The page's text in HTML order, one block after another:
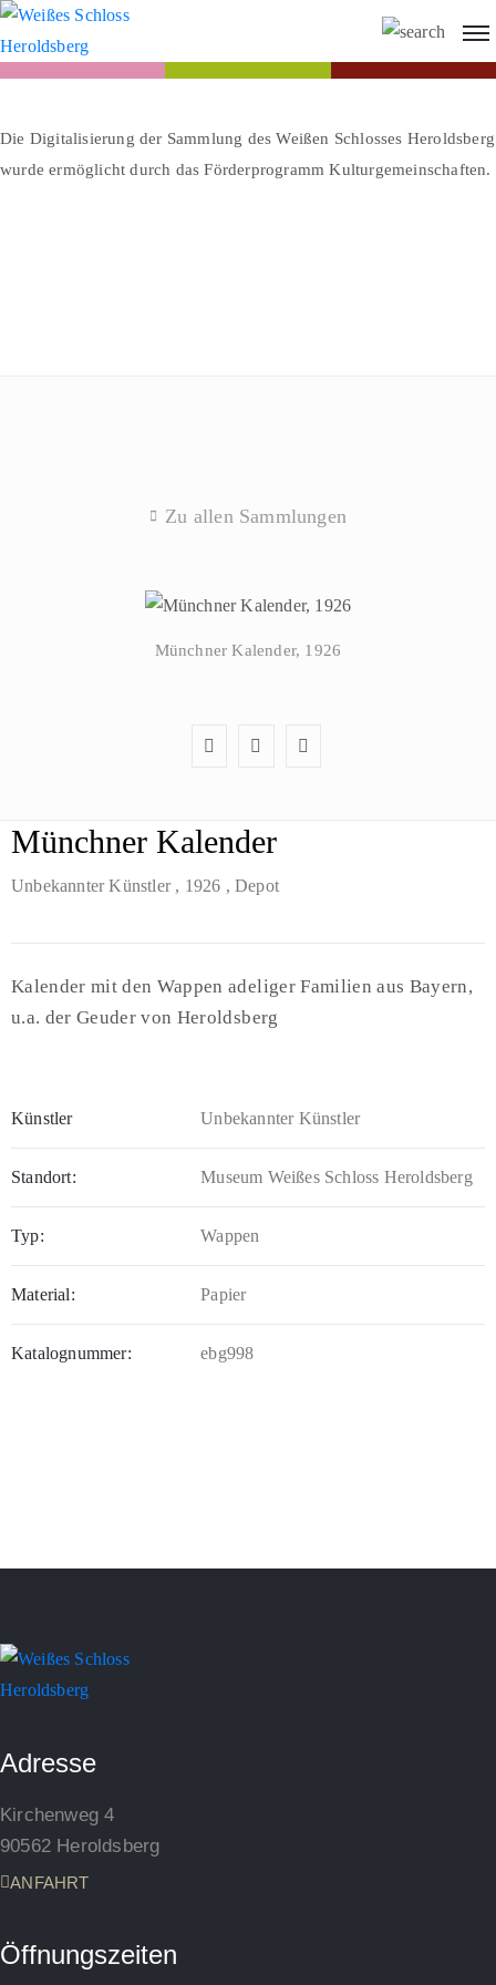
Die Digitalisierung der Sammlung des Weißen Schlosses Heroldsberg
wurde ermöglicht durch das Förderprogramm Kulturgemeinschaften.
Zu allen Sammlungen
Münchner Kalender, 1926
Münchner Kalender
Unbekannter Künstler , 1926 , Depot
Kalender mit den Wappen adeliger Familien aus Bayern,
u.a. der Geuder von Heroldsberg
Künstler Unbekannter Künstler
Standort: Museum Weißes Schloss Heroldsberg
Typ: Wappen
Material: Papier
Katalognummer: ebg998
Adresse
Kirchenweg 4
90562 Heroldsberg
ANFAHRT
Öffnungszeiten